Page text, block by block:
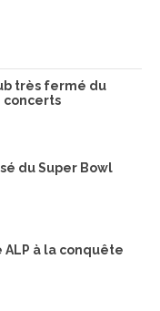
très fermé du
du Super Bowl
à la conquête